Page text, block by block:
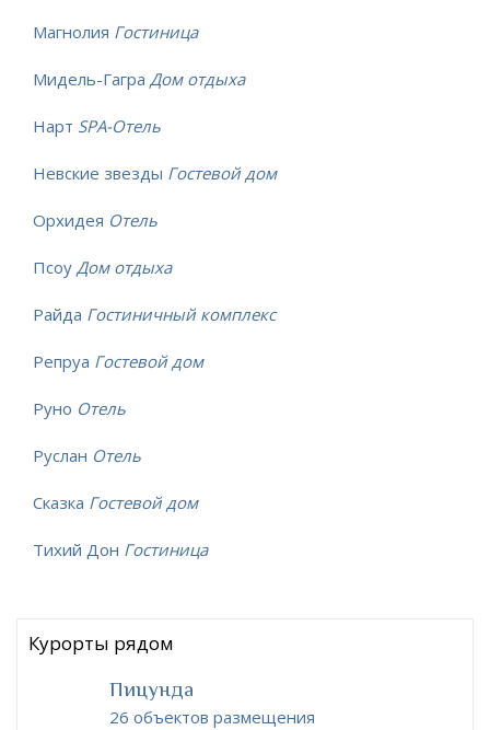
Магнолия Гостиница
Мидель-Гагра Дом отдыха
Нарт SPA-Отель
Невские звезды Гостевой дом
Орхидея Отель
Псоу Дом отдыха
Райда Гостиничный комплекс
Репруа Гостевой дом
Руно Отель
Руслан Отель
Сказка Гостевой дом
Тихий Дон Гостиница
Курорты рядом
Пицунда
26 объектов размещения